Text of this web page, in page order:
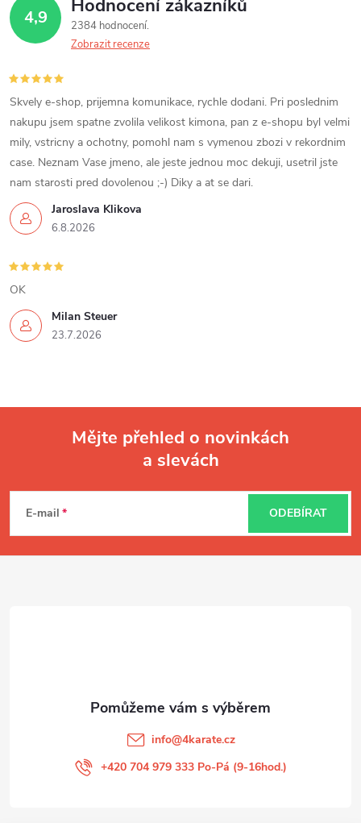
4,9 Hodnocení zákazníků
2384 hodnocení
Zobrazit recenze
Jaroslava Klikova
6.8.2026
Skvely e-shop, prijemna komunikace, rychle dodani. Pri poslednim
nakupu jsem spatne zvolila velikost kimona, pan z e-shopu byl velmi
mily, vstricny a ochotny, pomohl nam s vymenou zbozi v rekordnim
case. Neznam Vase jmeno, ale jeste jednou moc dekuji, usetril jste
nam starosti pred dovolenou ;-) Diky a at se dari.
Milan Steuer
23.7.2026
OK
p
Mějte přehled o novinkách
a slevách
E-mail ODEBÍRAT
info@4karate.cz
+420 704 979 333 Po-Pá (9-16hod.)